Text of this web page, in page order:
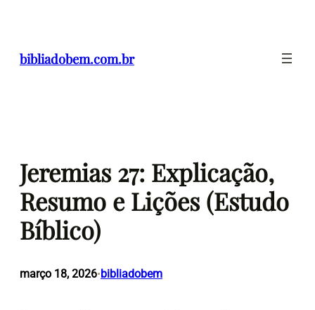
conteúdo
bibliadobem.com.br
Jeremias 27: Explicação,
Resumo e Lições (Estudo
Bíblico)
março 18, 2026•bibliadobem